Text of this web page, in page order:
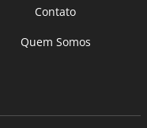
Contato
Quem Somos